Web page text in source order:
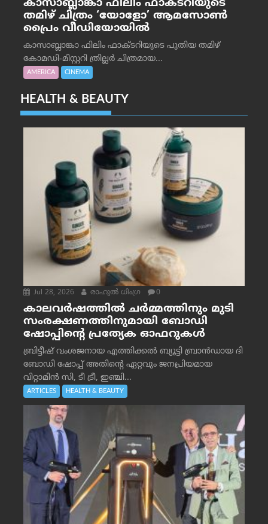
കാസാബ്ലാങ്കാ ഫിലിം ഫാക്ടറിയുടെ
തമിഴ് ചിത്രം ‘യോളോ’ ആമസോൺ
പ്രൈം വീഡിയോയിൽ
കാസാബ്ലാങ്കാ ഫിലിം ഫാക്ടറിയുടെ പുതിയ തമിഴ്
കോമഡി-മിസ്റ്ററി ത്രില്ലർ ചിത്രമായ...
AMERICA CINEMA
HEALTH & BEAUTY
Jul 28, 2026 രാഹുല്‍ ധിംഗ്ര 0
കാലവർഷത്തിൽ ചർമ്മത്തിനും മുടി
സംരക്ഷണത്തിനുമായി ബോഡി
ഷോപ്പിന്റെ പ്രത്യേക ഓഫറുകൾ
ബ്രിട്ടീഷ് വംശജനായ എത്തിക്കൽ ബ്യൂട്ടി ബ്രാൻഡായ ദി
ബോഡി ഷോപ്പ് അതിന്റെ ഏറ്റവും ജനപ്രിയമായ
വിറ്റാമിൻ സി, ടീ ട്രീ, ഇഞ്ചി...
ARTICLES HEALTH & BEAUTY